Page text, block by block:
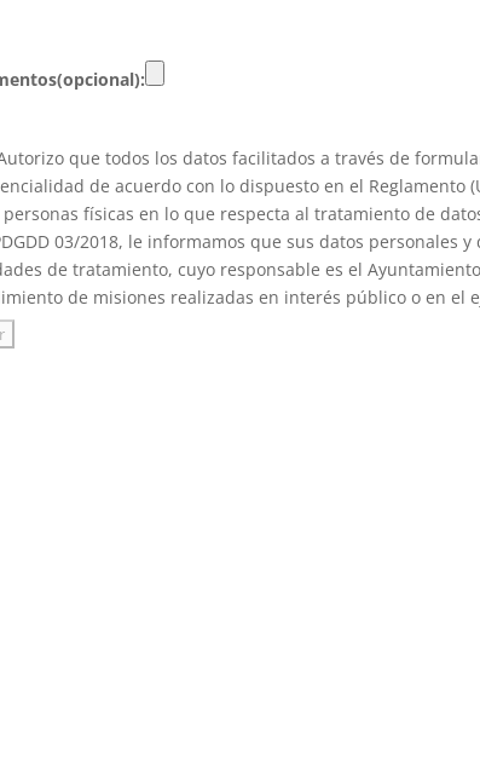
que todos los datos facilitados a través de
de acuerdo con lo dispuesto en el Reglamento
personas físicas en lo que respecta al tratamiento de
03/2018, le informamos que sus datos personales
de tratamiento, cuyo responsable es el
de misiones realizadas en interés público o en el